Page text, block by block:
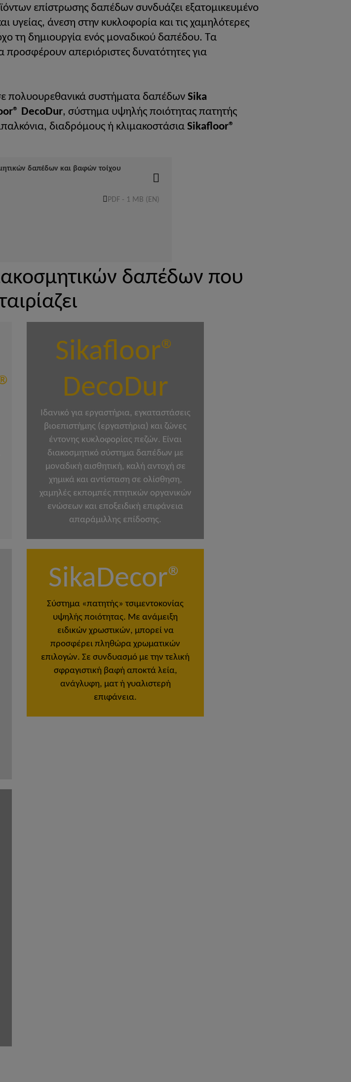
επίστρωσης δαπέδων συνδυάζει εξατομικευμένο
άνεση στην κυκλοφορία και τις χαμηλότερες
τη δημιουργία ενός μοναδικού δαπέδου. Τα
προσφέρουν απεριόριστες δυνατότητες για
πολυουρεθανικά συστήματα δαπέδων Sika
DecoDur, σύστημα υψηλής ποιότητας πατητής
διαδρόμους ή κλιμακοστάσια Sikafloor®
δαπέδων και βαφών τοίχου
PDF - 1 MB (EN)
δαπέδων που
Sikafloor®
DecoDur
Ιδανικό για εργαστήρια, εγκαταστάσεις
βιοεπιστήμης (εργαστήρια) και ζώνες
έντονης κυκλοφορίας πεζών. Είναι
διακοσμητικό σύστημα δαπέδων με
μοναδική αισθητική, καλή αντοχή σε
χημικά και αντίσταση σε ολίσθηση,
χαμηλές εκπομπές πτητικών οργανικών
ενώσεων και εποξειδική επιφάνεια
απαράμιλλης επίδοσης.
SikaDecor®
Σύστημα «πατητής» τσιμεντοκονίας
υψηλής ποιότητας. Με ανάμειξη
ειδικών χρωστικών, μπορεί να
προσφέρει πληθώρα χρωματικών
επιλογών. Σε συνδυασμό με την τελική
σφραγιστική βαφή αποκτά λεία,
ανάγλυφη, ματ ή γυαλιστερή
επιφάνεια.